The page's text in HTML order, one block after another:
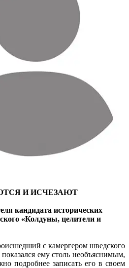
И ИСЧЕЗАЮТ
кандидата исторических
«Колдуны, целители и
с камергером шведского
ему столь необъяснимым,
подробнее записать его в своем